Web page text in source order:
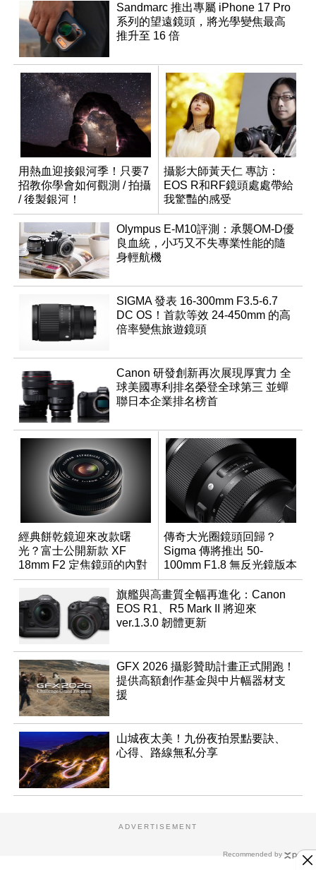
Sandmarc 推出專屬 iPhone 17 Pro
系列的望遠鏡頭，將光學變焦最高
推升至 16 倍
用熱血迎接銀河季！只要7
招教你學會如何觀測 / 拍攝
/ 後製銀河！
攝影大師黃天仁 專訪：
EOS R和RF鏡頭處處帶給
我驚豔的感受
Olympus E-M10評測：承襲OM-D優
良血統，小巧又不失專業性能的隨
身輕航機
SIGMA 發表 16-300mm F3.5-6.7
DC OS！首款等效 24-450mm 的高
倍率變焦旅遊鏡頭
Canon 研發創新再次展現厚實力 全
球美國專利排名榮登全球第三 並蟬
聯日本企業排名榜首
經典餅乾鏡迎來改款曙
光？富士公開新款 XF
18mm F2 定焦鏡頭的內對
焦專利
傳奇大光圈鏡頭回歸？
Sigma 傳將推出 50-
100mm F1.8 無反光鏡版本
旗艦與高畫質全幅再進化：Canon
EOS R1、R5 Mark II 將迎來
ver.1.3.0 韌體更新
GFX 2026 攝影贊助計畫正式開跑！
提供高額創作基金與中片幅器材支
援
山城夜太美！九份夜拍景點要訣、
心得、路線無私分享
Recommended by
ADVERTISEMENT